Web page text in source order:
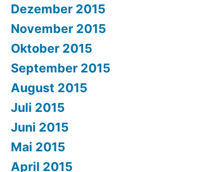
Dezember 2015
November 2015
Oktober 2015
September 2015
August 2015
Juli 2015
Juni 2015
Mai 2015
April 2015